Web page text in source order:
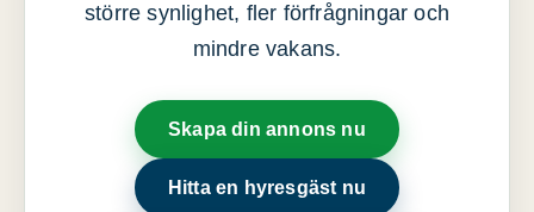
större synlighet, fler förfrågningar och
mindre vakans.
Skapa din annons nu
Hitta en hyresgäst nu